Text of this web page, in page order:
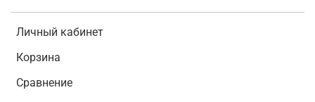
Личный кабинет
Корзина
Сравнение